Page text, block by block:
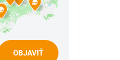
OBJAVIŤ